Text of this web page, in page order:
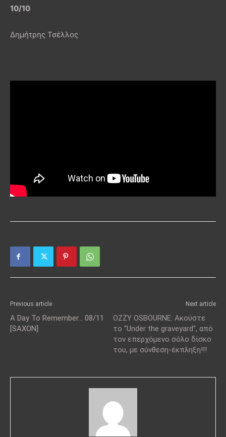
10/10
Δημήτρης Τσέλλος
Previous article
A Day To Remember… 08/11
[SAXON]
Next article
OZZY OSBOURNE: Ακούστε
το “Under the graveyard”, από
τον επερχόμενο σόλο δίσκο
του, με σύνθεση-έκπληξη!!!